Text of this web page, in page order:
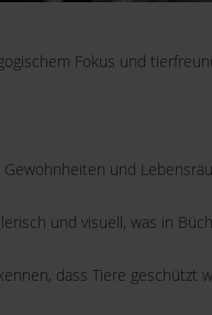
Fokus und
und
und visuell, was in
dass Tiere geschützt